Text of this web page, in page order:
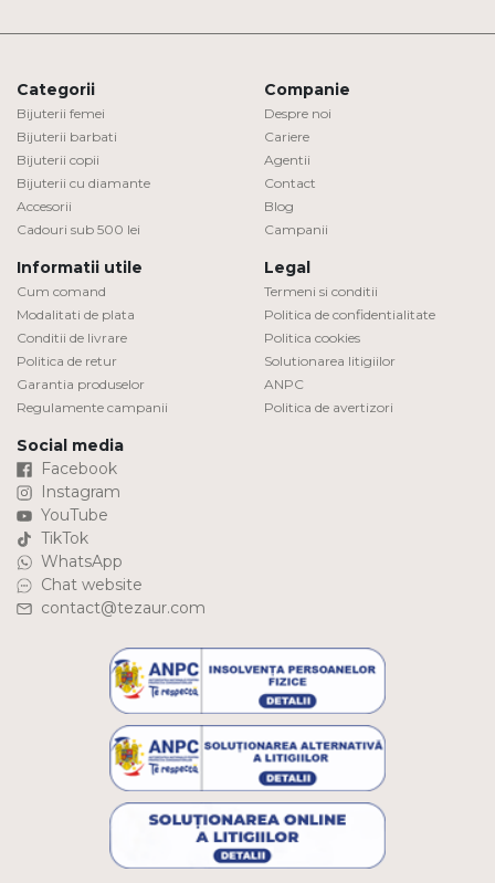
Categorii
Bijuterii femei
Bijuterii barbati
Bijuterii copii
Bijuterii cu diamante
Accesorii
Cadouri sub 500 lei
Companie
Despre noi
Cariere
Agentii
Contact
Blog
Campanii
Informatii utile
Cum comand
Modalitati de plata
Conditii de livrare
Politica de retur
Garantia produselor
Regulamente campanii
Legal
Termeni si conditii
Politica de confidentialitate
Politica cookies
Solutionarea litigiilor
ANPC
Politica de avertizori
Social media
Facebook
Instagram
YouTube
TikTok
WhatsApp
Chat website
contact@tezaur.com